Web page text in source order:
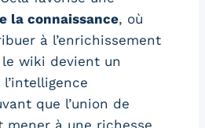
la connaissance, où
à l’enrichissement
wiki devient un
que l’union de